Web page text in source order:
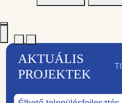
AKTUÁLIS
PROJEKTEK